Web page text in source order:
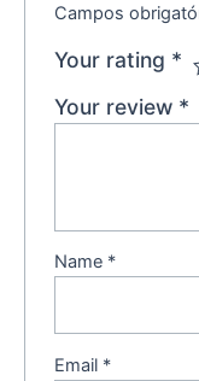
Campos
Your rating *
Your review *
Name *
Email *